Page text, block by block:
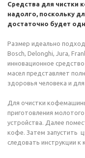
Средства для чистки
надолго, поскольку
достаточно будет
Размер идеально
Bosch, Delonghi, Jura,
инновационное
масел представляет
здоровья человека и
Для очистки
приготовления
устройства. Далее
кофе. Затем запустить
следовать инструкции